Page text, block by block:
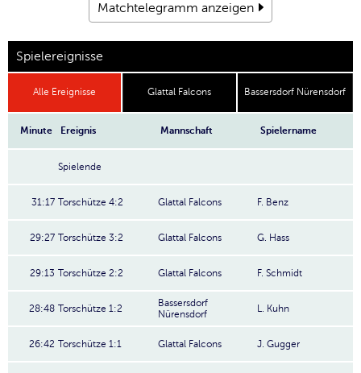
Matchtelegramm anzeigen
Spielereignisse
Alle Ereignisse Glattal Falcons Bassersdorf Nürensdorf
Minute Ereignis Mannschaft Spielername
Spielende
31:17 Torschütze 4:2 Glattal Falcons F. Benz
29:27 Torschütze 3:2 Glattal Falcons G. Hass
29:13 Torschütze 2:2 Glattal Falcons F. Schmidt
28:48 Torschütze 1:2
Bassersdorf
Nürensdorf
L. Kuhn
26:42 Torschütze 1:1 Glattal Falcons J. Gugger